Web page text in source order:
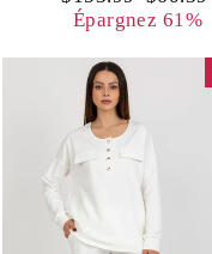
régulier réduit
Épargnez 61%